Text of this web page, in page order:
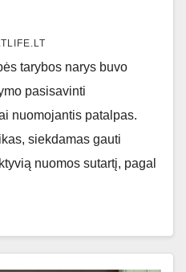
tarybos narys buvo
pasisavinti
nuomojantis patalpas.
siekdamas gauti
nuomos sutartį, pagal